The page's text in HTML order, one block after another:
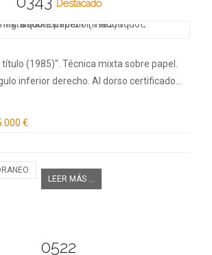
Destacado
título (1985)". Técnica mixta sobre papel.
inferior derecho. Al dorso certificado…
€
LEER MÁS ...
0522